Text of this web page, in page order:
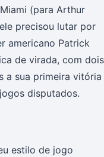
(para Arthur
precisou lutar por
americano Patrick
de virada, com dois
a sua primeira vitória
disputados.
estilo de jogo